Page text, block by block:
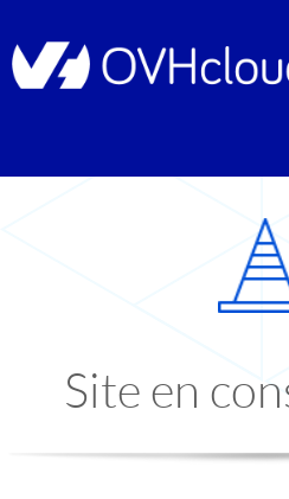
Site en